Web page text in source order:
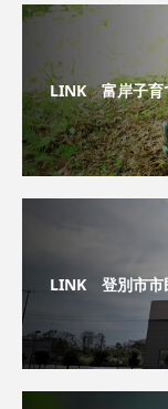
LINK 富岸子育
LINK 登別市市